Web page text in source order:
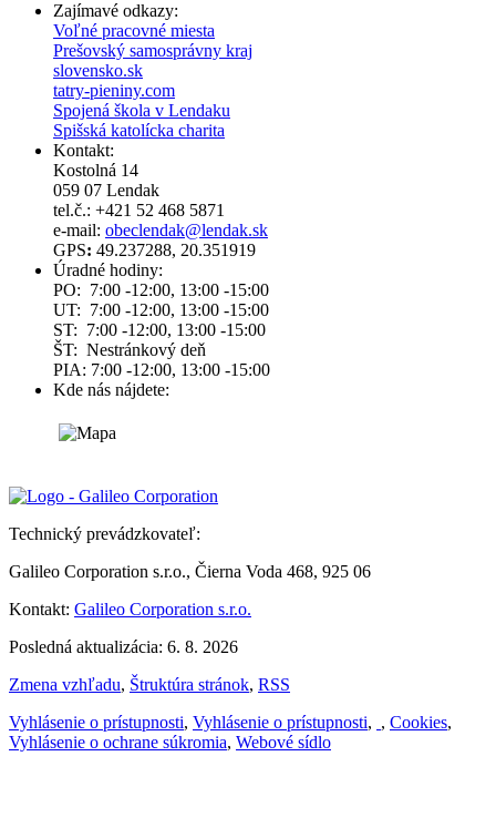
Zajímavé odkazy:
Voľné pracovné miesta
Prešovský samosprávny kraj
slovensko.sk
tatry-pieniny.com
Spojená škola v Lendaku
Spišská katolícka charita
Kontakt:
Kostolná 14
059 07 Lendak
tel.č.: +421 52 468 5871
e-mail: obeclendak@lendak.sk
GPS: 49.237288, 20.351919
Úradné hodiny:
PO: 7:00 -12:00, 13:00 -15:00
UT: 7:00 -12:00, 13:00 -15:00
ST: 7:00 -12:00, 13:00 -15:00
ŠT: Nestránkový deň
PIA: 7:00 -12:00, 13:00 -15:00
Kde nás nájdete:
Technický prevádzkovateľ:
Galileo Corporation s.r.o., Čierna Voda 468, 925 06
Kontakt: Galileo Corporation s.r.o.
Posledná aktualizácia: 6. 8. 2026
Zmena vzhľadu, Štruktúra stránok, RSS
Vyhlásenie o prístupnosti, Vyhlásenie o prístupnosti, , Cookies,
Vyhlásenie o ochrane súkromia, Webové sídlo